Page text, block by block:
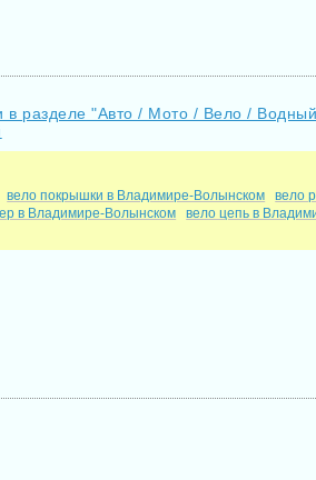
в разделе "Авто / Мото / Вело /
вело покрышки в Владимире-Волынском вело
в Владимире-Волынском вело цепь в